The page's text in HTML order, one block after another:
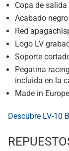
Copa de salida
Acabado
Red
Logo LV
Soporte
Pegatina
incluida en la
Made in Europe
Descubre LV-10